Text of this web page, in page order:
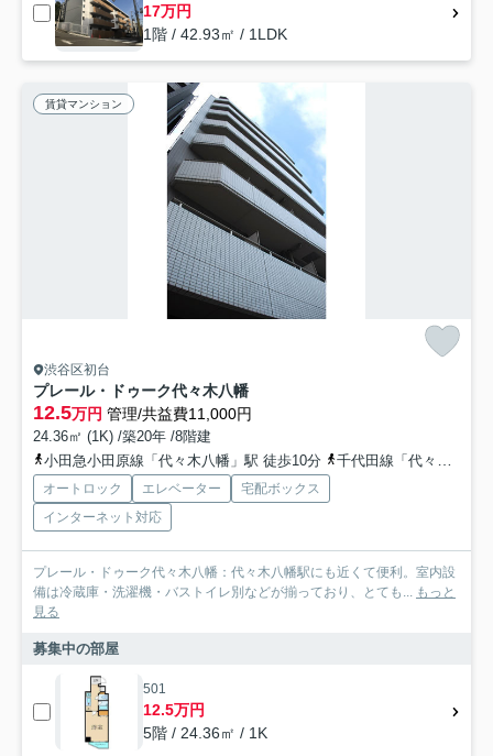
17万円
1階 / 42.93㎡ / 1LDK
賃貸マンション
渋谷区初台
プレール・ドゥーク代々木八幡
12.5万円 管理/共益費11,000円
24.36㎡ (1K) /築20年 /8階建
小田急小田原線「代々木八幡」駅 徒歩10分
千代田線「代々木公園」駅 徒歩9分
オートロック エレベーター
宅配ボックス
インターネット対応
プレール・ドゥーク代々木八幡：代々木八幡駅にも近くて便利。室内設
備は冷蔵庫・洗濯機・バストイレ別などが揃っており、とても... もっと
見る
募集中の部屋
501
12.5万円
5階 / 24.36㎡ / 1K